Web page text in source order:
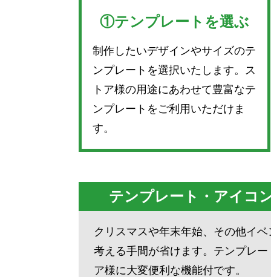
①テンプレートを選ぶ
制作したいデザインやサイズのテ
ンプレートを選択いたします。ス
トア様の用途にあわせて豊富なテ
ンプレートをご利用いただけま
す。
テンプレート・アイコ
クリスマスや年末年始、その他イ
考える手間が省けます。テンプレ
ア様に大変便利な機能付です。